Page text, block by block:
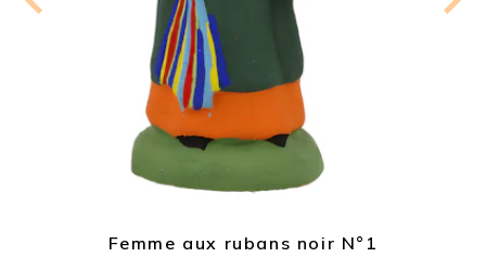
Femme aux rubans noir N°1